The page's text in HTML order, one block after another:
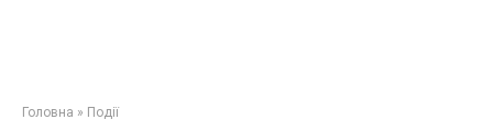
Головна » Події